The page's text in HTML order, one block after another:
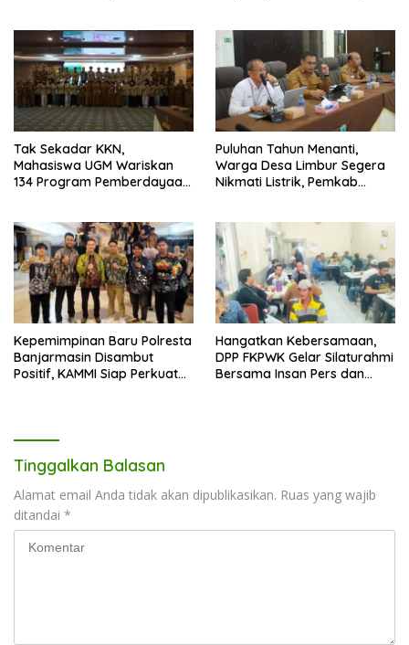
Tak Sekadar KKN,
Mahasiswa UGM Wariskan
134 Program Pemberdayaan
Puluhan Tahun Menanti,
Warga Desa Limbur Segera
Nikmati Listrik, Pemkab
Kepemimpinan Baru Polresta
Banjarmasin Disambut
Positif, KAMMI Siap Perkuat
Hangatkan Kebersamaan,
DPP FKPWK Gelar Silaturahmi
Bersama Insan Pers dan
Tinggalkan Balasan
Alamat email Anda tidak akan dipublikasikan. Ruas yang wajib
ditandai *